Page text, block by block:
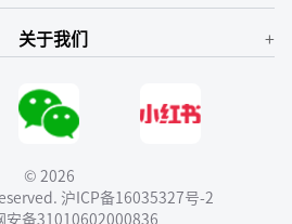
关于我们
© 2026
沪ICP备16035327号-2
安备31010602000836